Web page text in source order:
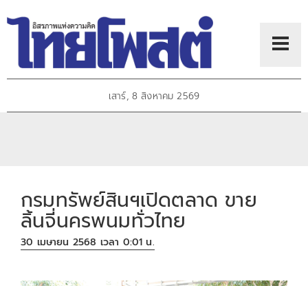
เสาร์, 8 สิงหาคม 2569
กรมทรัพย์สินฯเปิดตลาด ขาย
ลิ้นจี่นครพนมทั่วไทย
30 เมษายน 2568 เวลา 0:01 น.